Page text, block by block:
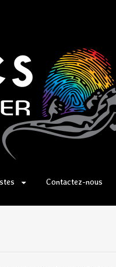
Contactez-nous